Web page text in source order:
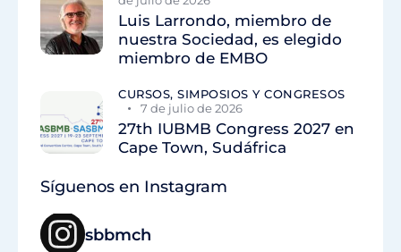
Luis Larrondo, miembro de
nuestra Sociedad, es elegido
miembro de EMBO
CURSOS, SIMPOSIOS Y CONGRESOS
7 de julio de 2026
27th IUBMB Congress 2027 en
Cape Town, Sudáfrica
Síguenos en Instagram
sbbmch